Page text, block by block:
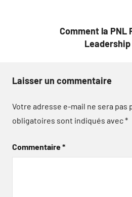
Comment la PNL
Leadership
Laisser un commentaire
Votre adresse e-mail ne sera pas
obligatoires sont indiqués avec*
Commentaire*